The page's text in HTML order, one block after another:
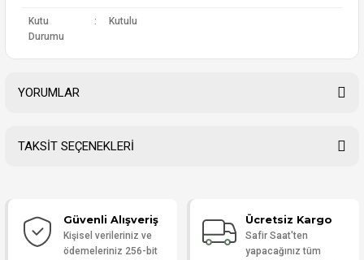
Kutu
Durumu
: Kutulu
YORUMLAR
Yorum Yaz
TAKSİT SEÇENEKLERİ
Güvenli Alışveriş
Kişisel verileriniz ve
ödemeleriniz 256-bit
Ücretsiz Kargo
Safir Saat'ten
yapacağınız tüm